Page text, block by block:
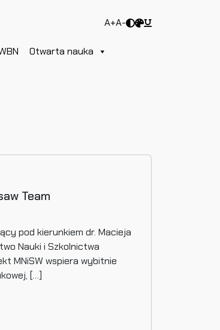
A+A-
Otwarta nauka
Team
pod kierunkiem dr. Macieja
Nauki i Szkolnictwa
MNiSW wspiera wybitnie
[…]